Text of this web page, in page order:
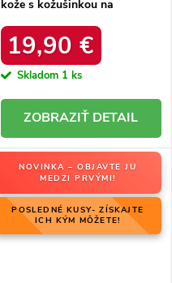
kože s kožušinkou na
HY845 BLACK
19,90 €
Skladom 1 ks
DETAIL
NOVINKA – OBJAVTE JU
MEDZI PRVÝMI!
POSLEDNÉ KUSY- ZÍSKAJTE
ICH KÝM MÔŽETE!